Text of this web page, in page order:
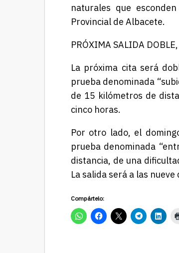
naturales que
Provincial de Albacete.
PRÓXIMA SALIDA
La próxima cita será
prueba denominada
de 15 kilómetros de
cinco horas.
Por otro lado, el
prueba denominada
distancia, de una
La salida será a las
Compártelo: